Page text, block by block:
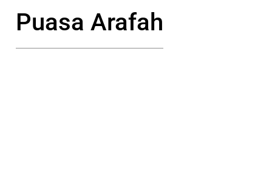
Puasa Arafah